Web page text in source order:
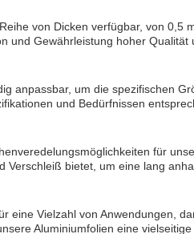
von Dicken verfügbar, von
und Gewährleistung hoher Qualität
anpassbar, um die spezifischen
und Bedürfnissen
für
Verschleiß bietet, um eine lang
eine Vielzahl von Anwendungen,
Aluminiumfolien eine